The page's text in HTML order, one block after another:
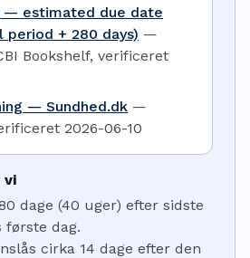
— estimated due date
period + 280 days) —
Bookshelf, verificeret
— Sundhed.dk —
2026-06-10
vi
dage (40 uger) efter sidste
første dag.
cirka 14 dage efter den